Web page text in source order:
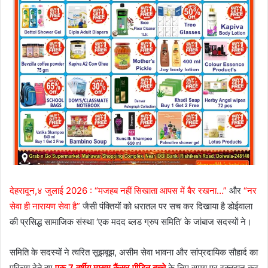
देहरादून,४ जुलाई 2026 : “मजहब नहीं सिखाता आपस में बैर रखना…” और “नर
सेवा ही नारायण सेवा है” जैसी पंक्तियों को धरातल पर सच कर दिखाया है डोईवाला
की प्रसिद्ध सामाजिक संस्था ‘एक मदद ब्लड ग्रुप समिति’ के जांबाज सदस्यों ने।
समिति के सदस्यों ने त्वरित सूझबूझ, असीम सेवा भावना और सांप्रदायिक सौहार्द का